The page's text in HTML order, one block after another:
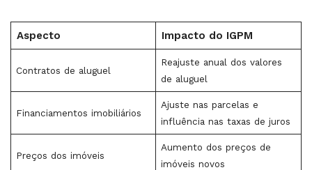
Aspecto Impacto do IGPM
Contratos de aluguel
Reajuste anual dos valores
de aluguel
Financiamentos imobiliários
Ajuste nas parcelas e
influência nas taxas de juros
Preços dos imóveis
Aumento dos preços de
imóveis novos